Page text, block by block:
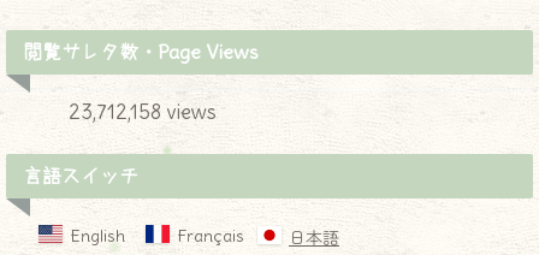
閲覧サレタ数・Page Views
23,712,158 views
言語スイッチ
English Français 日本語